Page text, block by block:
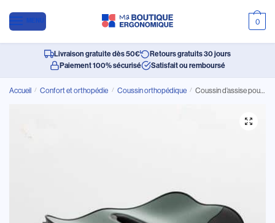
MENU 0
Livraison gratuite dès 50€
Retours gratuits 30 jours
Paiement 100% sécurisé
Satisfait ou remboursé
Accueil / Confort et orthopédie / Coussin orthopédique / Coussin d’assise pour voiture